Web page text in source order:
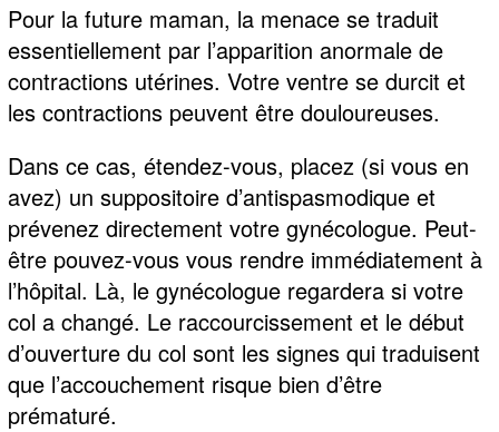
Pour la future maman, la menace se traduit
essentiellement par l’apparition anormale de
contractions utérines. Votre ventre se durcit et
les contractions peuvent être douloureuses.
Dans ce cas, étendez-vous, placez (si vous en
avez) un suppositoire d’antispasmodique et
prévenez directement votre gynécologue. Peut-
être pouvez-vous vous rendre immédiatement à
l’hôpital. Là, le gynécologue regardera si votre
col a changé. Le raccourcissement et le début
d’ouverture du col sont les signes qui traduisent
que l’accouchement risque bien d’être
prématuré.